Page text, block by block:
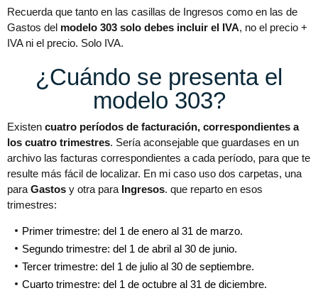
Recuerda que tanto en las casillas de Ingresos como en las de
Gastos del modelo 303 solo debes incluir el IVA, no el precio +
IVA ni el precio. Solo IVA.
¿Cuándo se presenta el
modelo 303?
Existen cuatro períodos de facturación, correspondientes a
los cuatro trimestres. Sería aconsejable que guardases en un
archivo las facturas correspondientes a cada período, para que te
resulte más fácil de localizar. En mi caso uso dos carpetas, una
paraGastos y otra para Ingresos. que reparto en esos
trimestres:
Primer trimestre: del 1 de enero al 31 de marzo.
Segundo trimestre: del 1 de abril al 30 de junio.
Tercer trimestre: del 1 de julio al 30 de septiembre.
Cuarto trimestre: del 1 de octubre al 31 de diciembre.